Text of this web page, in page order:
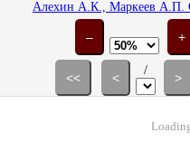
Алехин А.К., Маркеев А.П.
движения диска над
2000.
– +
<< <
/
>